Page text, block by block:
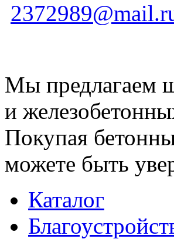
Мы предлагаем
и
Покупая
можете быть
Каталог